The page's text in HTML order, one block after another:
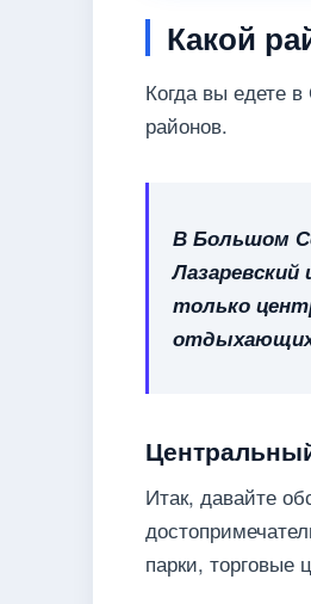
Какой
Когда вы едете
районов.
В Большом
только
Итак, давайте
парки, торговые